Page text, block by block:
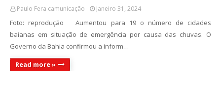
Paulo Fera camunicação Janeiro 31, 2024
Foto: reprodução Aumentou para 19 o número de cidades
baianas em situação de emergência por causa das chuvas. O
Governo da Bahia confirmou a inform…
Read more »